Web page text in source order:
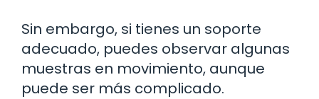
Sin embargo, si tienes un soporte
adecuado, puedes observar algunas
muestras en movimiento, aunque
puede ser más complicado.